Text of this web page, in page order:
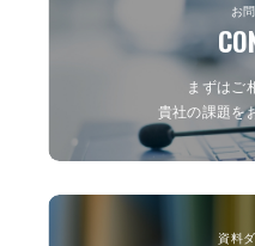
資料
お
まずはご
貴社の課題を